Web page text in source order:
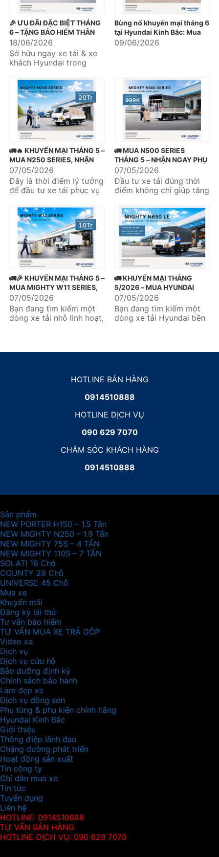
🎉 ƯU ĐÃI ĐẶC BIỆT THÁNG
6 – TẶNG BẢO HIỂM THÂN
VỎ LÊN TỚI 30 TRIỆU ĐỒNG
🚛🚌
18/06/2026
Sở hữu ngay xe tải & xe
khách Hyundai trong
bảo hiểm thân vỏ với giá
trị...
Bùng nổ khuyến mại tháng 6
tại Hyundai Kinh Bắc: Mua
xe nhận quà khủng liền tay
09/06/2026
🚛🔥 KHUYẾN MẠI THÁNG 5 –
MUA N250 SERIES, NHẬN
NGAY ƯU ĐÃI DỊCH VỤ 20
TRIỆU 🔥🚛
07/05/2026
Đây là thời điểm lý tưởng
để đầu tư xe tải phục vụ
quả vận chuyển....
🚛 MUA N500 SERIES
THÁNG 5 – NHẬN NGAY PHỤ
KIỆN 999K 🎁
07/05/2026
Đầu tư xe tải đúng thời
điểm không chỉ giúp tăng
còn tối ưu chi phí vận...
🚛🎉 KHUYẾN MẠI THÁNG 5 –
MUA MIGHTY W11 SERIES,
NHẬN NGAY ƯU ĐÃI DỊCH
VỤ 10 TRIỆU 🎉🚛
07/05/2026
Bạn đang tìm kiếm một
dòng xe tải nhỏ linh hoạt,
🚛 KHUYẾN MẠI THÁNG
5/2026 – MUA HYUNDAI
MIGHTY N650LE, TẶNG
NGAY 1 NĂM BẢO HIỂM
TNDS 🎉
07/05/2026
Bạn đang tìm kiếm một
dòng xe tải Hyundai bền
HOTLINE BÁN HÀNG
0914510888
HOTLINE DỊCH VỤ
090 629 7070
CHĂM SÓC KHÁCH HÀNG
0914510888
Sản phẩm
NEW PORTER H150 – 1.5 Tấn
NEW MIGHTY N250 – 1.9 Tấn
NEW MIGHTY 75S – 4 TẤN
NEW MIGHTY 110S – 7 TẤN
SOLATI 16 Chỗ
COUNTY 29 Chỗ
UNIVERSE 45 Chỗ
Mua xe
Khuyến mãi
Đăng ký lái thử
Tư vấn bảo hiểm
TƯ VẤN MUA XE TRẢ GÓP
Video xe
Dịch vụ
Dịch vụ cứu hộ
Bảo dưỡng định kỳ
Chính sách bảo hành
Làm đẹp xe
Dịch vụ đồng sơn
Phụ tùng & phụ kiện chính hãng
Hyundai Kinh Bắc
Giới thiệu
Thông điệp lãnh đạo
Chặng đường phát triển
Hoạt động sản xuất
Tin công ty
Chỉ dẫn mua xe
Tin tức
Tuyển dụng
Liên hệ
HOTLINE: 0914510888
TƯ VẤN BÁN HÀNG
HOTLINE DỊCH VỤ: 090 629 7070